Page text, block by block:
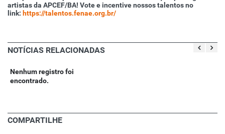
artistas da APCEF/BA! Vote e incentive nossos talentos no
link: https://talentos.fenae.org.br/
NOTÍCIAS RELACIONADAS
Nenhum registro foi
encontrado.
COMPARTILHE